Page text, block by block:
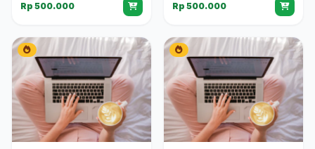
Rp 500.000
Rp 500.000